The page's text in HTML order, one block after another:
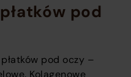
pod
pod oczy –
Kolagenowe